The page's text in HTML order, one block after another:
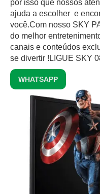
por isso que nossos
ajuda a escolher e
você.Com nosso SKY
do melhor
canais e conteúdos
se divertir !LIGUE SKY
WHATSAPP